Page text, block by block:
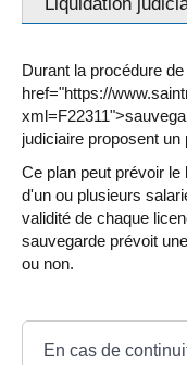
Durant la procédure
href="https://
judiciaire proposent un
Ce plan peut prévoir
d'un ou plusieurs
validité de chaque
sauvegarde prévoit
ou non.
En cas de